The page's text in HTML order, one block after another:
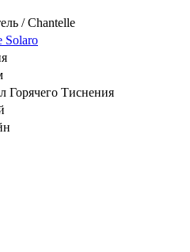
/ Chantelle
Solaro
Горячего Тиснения